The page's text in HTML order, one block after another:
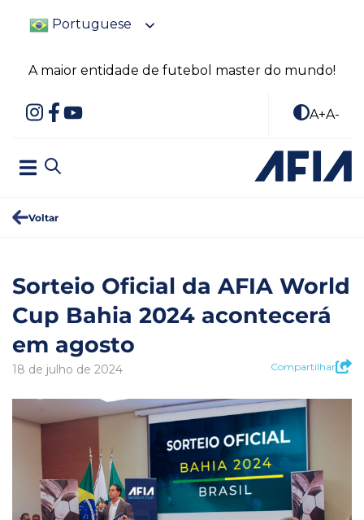
Portuguese
A maior entidade de futebol master do mundo!
A+A-
Voltar
Sorteio Oficial da AFIA World
Cup Bahia 2024 acontecerá
em agosto
18 de julho de 2024 Compartilhar